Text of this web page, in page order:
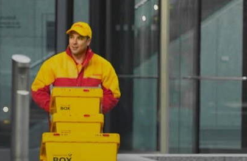
vědět…
listy
pro
formuláře